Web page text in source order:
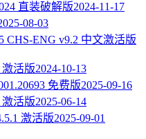
直装破解版2024-11-17
08-03
CHS-ENG v9.2 中文激活版
激活版2024-10-13
免费版2025-09-16
激活版2025-06-14
激活版2025-09-01